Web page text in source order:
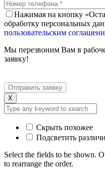
Нажимая на кнопку
обработку персональных
пользовательским
Мы перезвоним Вам в
заявку!
X
Скрыть похожее
Подсветить
Select the fields to be shown.
to rearrange the order.